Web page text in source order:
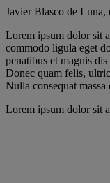
Javier Blasco de Luna,
Lorem ipsum dolor sit
commodo ligula eget
penatibus et magnis
Donec quam felis,
Nulla consequat massa
Lorem ipsum dolor sit